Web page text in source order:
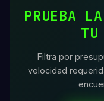
PRUEBA
TU
Filtra por
velocidad